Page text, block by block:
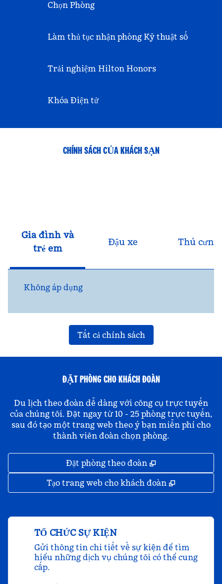
Chọn Phòng
Làm thủ tục nhận phòng Kỹ thuật số
Trải nghiệm Hilton Honors
Khóa Điện tử
CHÍNH SÁCH CỦA KHÁCH SẠN
Gia đình và
trẻ em
Đậu xe Thú cưng
Không áp dụng
Tất cả chính sách
ĐẶT PHÒNG CHO KHÁCH ĐOÀN
Du lịch theo đoàn dễ dàng với công cụ trực tuyến
của chúng tôi. Đặt ngay từ 10 - 25 phòng trực tuyến,
sau đó tạo một trang web theo ý bạn miễn phí cho
thành viên đoàn chọn phòng.
Đặt phòng theo đoàn ,
Tạo trang web cho khách đoàn ,
TỔ CHỨC SỰ KIỆN
Gửi thông tin chi tiết về sự kiện để tìm
hiểu những dịch vụ chúng tôi có thể cung
cấp.